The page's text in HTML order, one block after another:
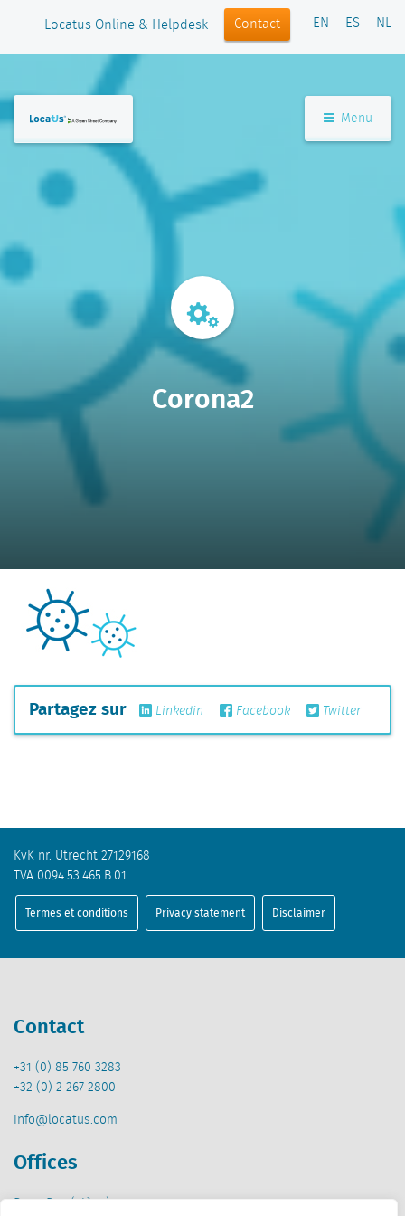
Locatus Online & Helpdesk Contact EN ES NL
Menu
Corona2
Partagez sur Linkedin Facebook Twitter
KvK nr. Utrecht 27129168
TVA 0094.53.465.B.01
Termes et conditions Privacy statement Disclaimer
Contact
+31 (0) 85 760 3283
+32 (0) 2 267 2800
info@locatus.com
Offices
Pays-Bas (siège)